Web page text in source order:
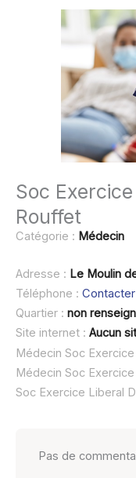
Soc
Rouffet
Catégorie : Médecin
Adresse : Le Moulin
Téléphone : Contacter
Quartier : non
Site internet : Aucun
Pas de